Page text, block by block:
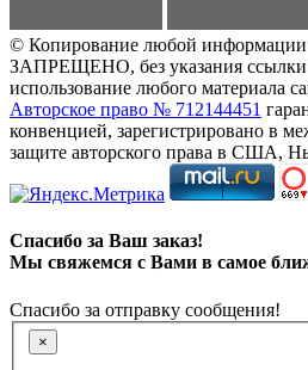
© Копирование любой
ЗАПРЕЩЕНО, без указания ссылки
использование любого материала
Авторское право № 712144451
конвенцией, зарегистрировано в
защите авторского права в США,
Спасибо за Ваш заказ!
Мы свяжемся с Вами в самое
Спасибо за отправку сообщения!
×